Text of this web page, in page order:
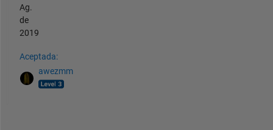
Ag.
de
2019
Aceptada:
awezmm